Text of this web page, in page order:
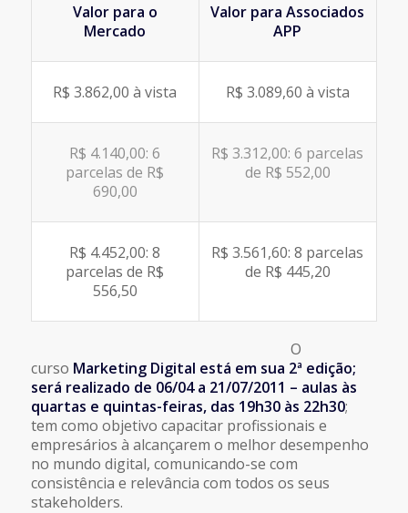
Valor para o
Mercado
Valor para Associados
APP
R$ 3.862,00 à vista R$ 3.089,60 à vista
R$ 4.140,00: 6
parcelas de R$
690,00
R$ 3.312,00: 6 parcelas
de R$ 552,00
R$ 4.452,00: 8
parcelas de R$
556,50
R$ 3.561,60: 8 parcelas
de R$ 445,20
O
curso Marketing Digital está em sua 2ª edição;
será realizado de 06/04 a 21/07/2011 – aulas às
quartas e quintas-feiras, das 19h30 às 22h30;
tem como objetivo capacitar profissionais e
empresários à alcançarem o melhor desempenho
no mundo digital, comunicando-se com
consistência e relevância com todos os seus
stakeholders.